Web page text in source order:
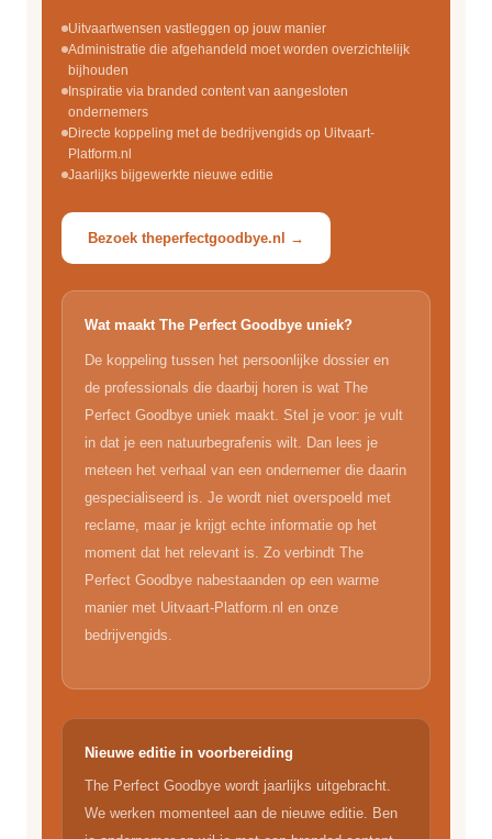
Uitvaartwensen vastleggen op jouw manier
Administratie die afgehandeld moet worden overzichtelijk
bijhouden
Inspiratie via branded content van aangesloten
ondernemers
Directe koppeling met de bedrijvengids op Uitvaart-
Platform.nl
Jaarlijks bijgewerkte nieuwe editie
Bezoek theperfectgoodbye.nl →
Wat maakt The Perfect Goodbye uniek?
De koppeling tussen het persoonlijke dossier en
de professionals die daarbij horen is wat The
Perfect Goodbye uniek maakt. Stel je voor: je vult
in dat je een natuurbegrafenis wilt. Dan lees je
meteen het verhaal van een ondernemer die daarin
gespecialiseerd is. Je wordt niet overspoeld met
reclame, maar je krijgt echte informatie op het
moment dat het relevant is. Zo verbindt The
Perfect Goodbye nabestaanden op een warme
manier met Uitvaart-Platform.nl en onze
bedrijvengids.
Nieuwe editie in voorbereiding
The Perfect Goodbye wordt jaarlijks uitgebracht.
We werken momenteel aan de nieuwe editie. Ben